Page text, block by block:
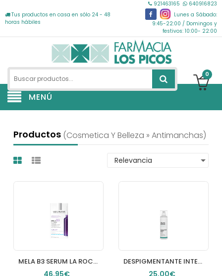
Tus productos en casa en sólo 24 - 48
horas hábiles
921463165
640916823
Lunes a Sábado:
9:45-22:00 / Domingos y
festivos: 10:00- 22:00
0
MENÚ
Productos (cosmetica Y Belleza » Antimanchas)
MELA B3 SERUM LA ROCHE POSAY 1 FRASCO 30 ML
46,95€
DESPIGMENTANTE INTENSIVO GLOBAL FARMACIA LOS PICOS
25,00€